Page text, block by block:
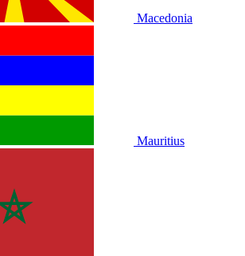
Macedonia
Mauritius